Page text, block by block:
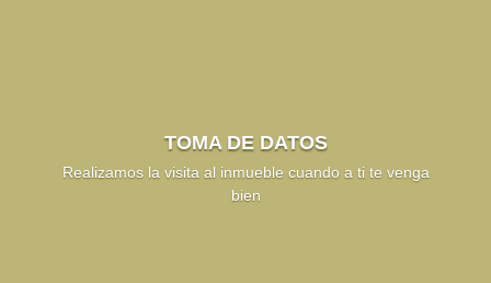
TOMA DE DATOS
Realizamos la visita al inmueble cuando a ti te venga
bien